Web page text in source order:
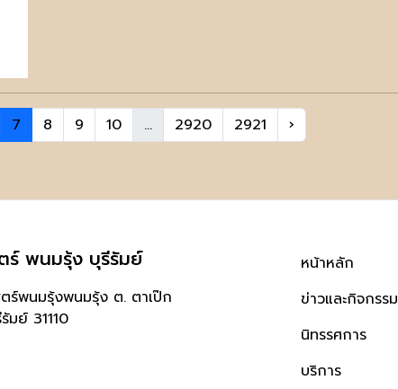
7 8 9 10 ... 2920 2921 ›
ร์ พนมรุ้ง บุรีรัมย์
ร์พนมรุ้งพนมรุ้ง ต. ตาเป๊ก
มย์ 31110
หน้าหลัก
ข่าวและกิจกรรม
นิทรรศการ
บริการ